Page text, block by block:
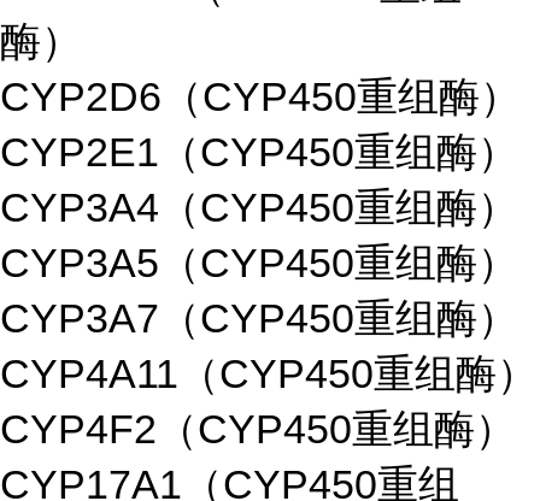
酶）
CYP2D6（CYP450重组酶）
CYP2E1（CYP450重组酶）
CYP3A4（CYP450重组酶）
CYP3A5（CYP450重组酶）
CYP3A7（CYP450重组酶）
CYP4A11（CYP450重组酶）
CYP4F2（CYP450重组酶）
CYP17A1（CYP450重组